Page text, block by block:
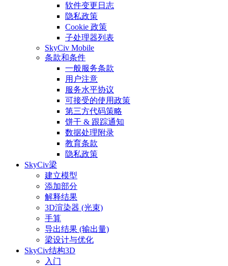
软件变更日志
隐私政策
Cookie 政策
子处理器列表
SkyCiv Mobile
条款和条件
一般服务条款
用户注意
服务水平协议
可接受的使用政策
第三方代码策略
饼干 & 跟踪通知
数据处理附录
教育条款
隐私政策
SkyCiv梁
建立模型
添加部分
解释结果
3D渲染器 (光束)
手算
导出结果 (输出量)
梁设计与优化
SkyCiv结构3D
入门